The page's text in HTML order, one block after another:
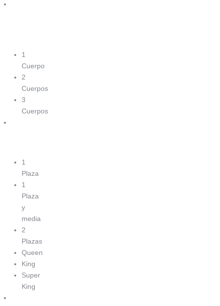
1
Cuerpo
2
Cuerpos
3
Cuerpos
1
Plaza
1
Plaza
y
media
2
Plazas
Queen
King
Super
King